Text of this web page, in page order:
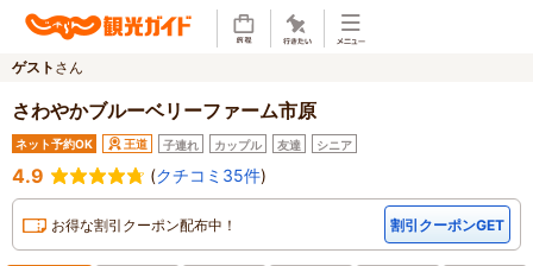
ゲスト さん
さわやかブルーベリーファーム市原
ネット予約OK 王道 子連れ カップル 友達 シニア
4.9 (クチコミ35件)
お得な割引クーポン配布中！ 割引クーポンGET